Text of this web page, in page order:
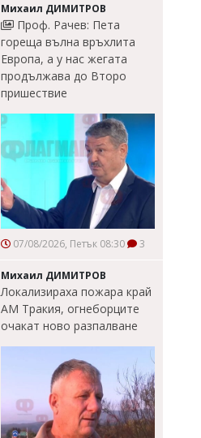
Михаил ДИМИТРОВ
Проф. Рачев: Пета
гореща вълна връхлита
Европа, а у нас жегата
продължава до Второ
пришествие
07/08/2026, Петък 08:30 3
Михаил ДИМИТРОВ
Локализираха пожара край
АМ Тракия, огнеборците
очакат ново разпалване